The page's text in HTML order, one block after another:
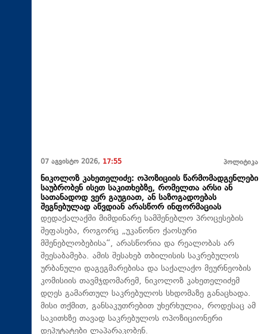
07 აგვისტო 2026, 17:55 პოლიტიკა
ნიკოლოზ კახეთელიძე: ოპოზიციის წარმომადგენლები
საუბრობენ ისეთ საკითხებზე, რომელთა არსი ან
სათანადოდ ვერ გაუგიათ, ან საზოგადოებას
შეგნებულად აწვდიან არასწორ ინფორმაციას
დედაქალაქში მიმდინარე სამშენებლო პროცესების
შეფასება, როგორც „უკანონო ქაოსური
მშენებლობებისა“, არასწორია და რეალობას არ
შეესაბამება. ამის შესახებ თბილისის საკრებულოს
ურბანული დაგეგმარებისა და საქალაქო მეურნეობის
კომისიის თავმჯდომარემ, ნიკოლოზ კახეთელიძემ
დღეს გამართულ საკრებულოს სხდომაზე განაცხადა.
მისი თქმით, განსაკუთრებით უხერხულია, როდესაც ამ
საკითხზე თავად საკრებულოს ოპოზიციონერი
დეპუტატები ლაპარაკობენ.